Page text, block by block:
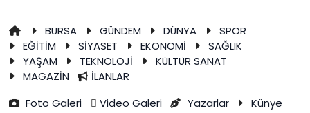
BURSA GÜNDEM DÜNYA
SPOR
EĞİTİM
SİYASET EKONOMİ
SAĞLIK
YAŞAM
TEKNOLOJİ
KÜLTÜR SANAT
MAGAZİN
İLANLAR
Foto Galeri
Video Galeri Yazarlar
Künye